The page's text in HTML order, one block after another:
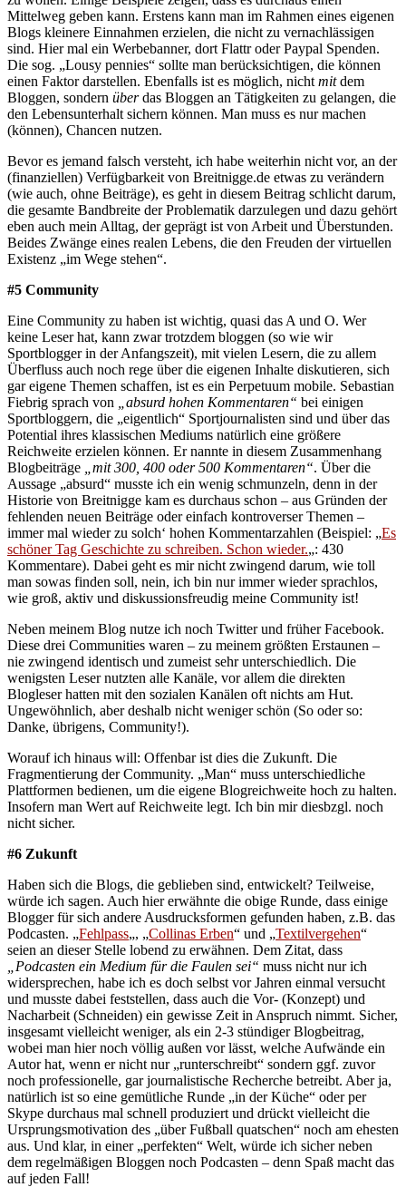
Mittelweg geben kann. Erstens kann man im Rahmen eines eigenen
Blogs kleinere Einnahmen erzielen, die nicht zu vernachlässigen
sind. Hier mal ein Werbebanner, dort Flattr oder Paypal Spenden.
Die sog. „Lousy pennies“ sollte man berücksichtigen, die können
einen Faktor darstellen. Ebenfalls ist es möglich, nicht mitdem
Bloggen, sondern überdas Bloggen an Tätigkeiten zu gelangen, die
den Lebensunterhalt sichern können. Man muss es nur machen
(können), Chancen nutzen.
Bevor es jemand falsch versteht, ich habe weiterhin nicht vor, an der
(finanziellen) Verfügbarkeit von Breitnigge.de etwas zu verändern
(wie auch, ohne Beiträge), es geht in diesem Beitrag schlicht darum,
die gesamte Bandbreite der Problematik darzulegen und dazu gehört
eben auch mein Alltag, der geprägt ist von Arbeit und Überstunden.
Beides Zwänge eines realen Lebens, die den Freuden der virtuellen
Existenz „im Wege stehen“.
#5 Community
Eine Community zu haben ist wichtig, quasi das A und O. Wer
keine Leser hat, kann zwar trotzdem bloggen (so wie wir
Sportblogger in der Anfangszeit), mit vielen Lesern, die zu allem
Überfluss auch noch rege über die eigenen Inhalte diskutieren, sich
gar eigene Themen schaffen, ist es ein Perpetuum mobile. Sebastian
Fiebrig sprach von
„absurd hohen Kommentaren“ bei einigen
Sportbloggern, die „eigentlich“ Sportjournalisten sind und über das
Potential ihres klassischen Mediums natürlich eine größere
Reichweite erzielen können. Er nannte in diesem Zusammenhang
Blogbeiträge
„mit 300, 400 oder 500 Kommentaren“. Über die
Aussage „absurd“ musste ich ein wenig schmunzeln, denn in der
Historie von Breitnigge kam es durchaus schon – aus Gründen der
fehlenden neuen Beiträge oder einfach kontroverser Themen –
immer mal wieder zu solch‘ hohen Kommentarzahlen (Beispiel: „Es
schöner Tag Geschichte zu schreiben. Schon wieder.„: 430
Kommentare). Dabei geht es mir nicht zwingend darum, wie toll
man sowas finden soll, nein, ich bin nur immer wieder sprachlos,
wie groß, aktiv und diskussionsfreudig meine Community ist!
Neben meinem Blog nutze ich noch Twitter und früher Facebook.
Diese drei Communities waren – zu meinem größten Erstaunen –
nie zwingend identisch und zumeist sehr unterschiedlich. Die
wenigsten Leser nutzten alle Kanäle, vor allem die direkten
Blogleser hatten mit den sozialen Kanälen oft nichts am Hut.
Ungewöhnlich, aber deshalb nicht weniger schön (So oder so:
Danke, übrigens, Community!).
Worauf ich hinaus will: Offenbar ist dies die Zukunft. Die
Fragmentierung der Community. „Man“ muss unterschiedliche
Plattformen bedienen, um die eigene Blogreichweite hoch zu halten.
Insofern man Wert auf Reichweite legt. Ich bin mir diesbzgl. noch
nicht sicher.
#6 Zukunft
Haben sich die Blogs, die geblieben sind, entwickelt? Teilweise,
würde ich sagen. Auch hier erwähnte die obige Runde, dass einige
Blogger für sich andere Ausdrucksformen gefunden haben, z.B. das
Podcasten. „Fehlpass„, „Collinas Erben“ und „Textilvergehen“
seien an dieser Stelle lobend zu erwähnen. Dem Zitat, dass
„Podcasten ein Medium für die Faulen sei“ muss nicht nur ich
widersprechen, habe ich es doch selbst vor Jahren einmal versucht
und musste dabei feststellen, dass auch die Vor- (Konzept) und
Nacharbeit (Schneiden) ein gewisse Zeit in Anspruch nimmt. Sicher,
insgesamt vielleicht weniger, als ein 2-3 stündiger Blogbeitrag,
wobei man hier noch völlig außen vor lässt, welche Aufwände ein
Autor hat, wenn er nicht nur „runterschreibt“ sondern ggf. zuvor
noch professionelle, gar journalistische Recherche betreibt. Aber ja,
natürlich ist so eine gemütliche Runde „in der Küche“ oder per
Skype durchaus mal schnell produziert und drückt vielleicht die
Ursprungsmotivation des „über Fußball quatschen“ noch am ehesten
aus. Und klar, in einer „perfekten“ Welt, würde ich sicher neben
dem regelmäßigen Bloggen noch Podcasten – denn Spaß macht das
auf jeden Fall!